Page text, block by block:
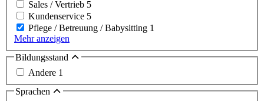
Sales / Vertrieb 5
Kundenservice 5
Pflege / Betreuung / Babysitting 1
Mehr anzeigen
Bildungsstand
Andere 1
Sprachen